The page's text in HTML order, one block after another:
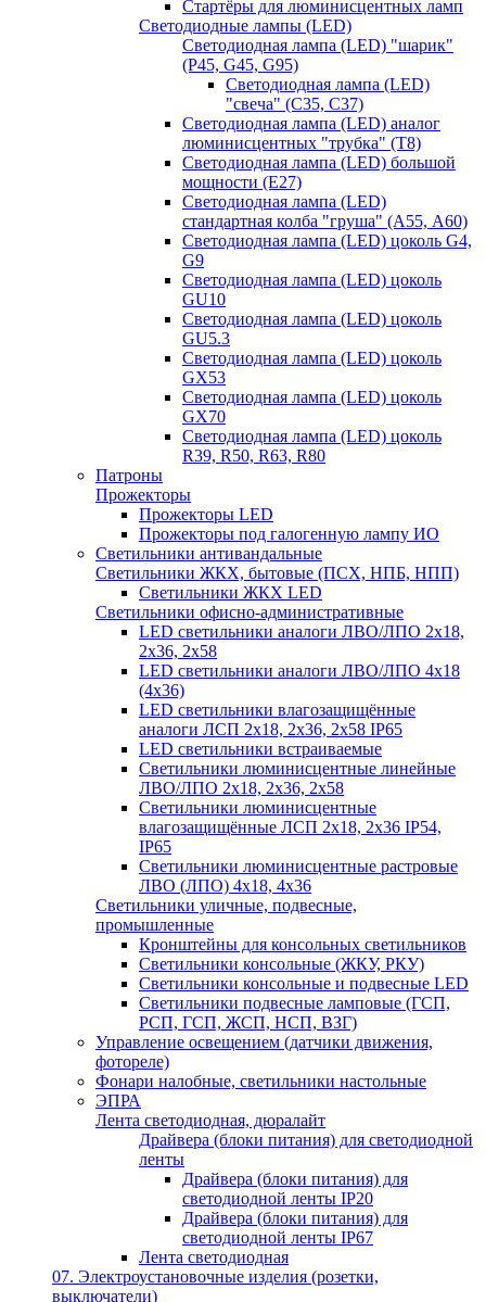
Стартёры для люминисцентных ламп
Светодиодные лампы (LED)
Светодиодная лампа (LED) "шарик"
(P45, G45, G95)
Светодиодная лампа (LED)
"свеча" (С35, С37)
Светодиодная лампа (LED) аналог
люминисцентных "трубка" (T8)
Светодиодная лампа (LED) большой
мощности (Е27)
Светодиодная лампа (LED)
стандартная колба "груша" (А55, А60)
Светодиодная лампа (LED) цоколь G4,
G9
Светодиодная лампа (LED) цоколь
GU10
Светодиодная лампа (LED) цоколь
GU5.3
Светодиодная лампа (LED) цоколь
GX53
Светодиодная лампа (LED) цоколь
GX70
Светодиодная лампа (LED) цоколь
R39, R50, R63, R80
Патроны
Прожекторы
Прожекторы LED
Прожекторы под галогенную лампу ИО
Светильники антивандальные
Светильники ЖКХ, бытовые (ПСХ, НПБ, НПП)
Светильники ЖКХ LED
Светильники офисно-административные
LED светильники аналоги ЛВО/ЛПО 2х18,
2х36, 2х58
LED светильники аналоги ЛВО/ЛПО 4х18
(4х36)
LED светильники влагозащищённые
аналоги ЛСП 2х18, 2х36, 2х58 IP65
LED светильники встраиваемые
Светильники люминисцентные линейные
ЛВО/ЛПО 2х18, 2х36, 2х58
Светильники люминисцентные
влагозащищённые ЛСП 2х18, 2х36 IP54,
IP65
Светильники люминисцентные растровые
ЛВО (ЛПО) 4х18, 4х36
Светильники уличные, подвесные,
промышленные
Кронштейны для консольных светильников
Светильники консольные (ЖКУ, РКУ)
Светильники консольные и подвесные LED
Светильники подвесные ламповые (ГСП,
РСП, ГСП, ЖСП, НСП, ВЗГ)
Управление освещением (датчики движения,
фотореле)
Фонари налобные, светильники настольные
ЭПРА
Лента светодиодная, дюралайт
Драйвера (блоки питания) для светодиодной
ленты
Драйвера (блоки питания) для
светодиодной ленты IP20
Драйвера (блоки питания) для
светодиодной ленты IP67
Лента светодиодная
07. Электроустановочные изделия (розетки,
выключатели)